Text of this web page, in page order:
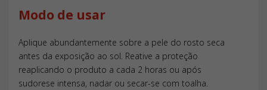
Aplique uniformemente no rosto antes da exposição solar
e reaplique conforme necessário para manter a eficácia.
Protetor Solar em Loção Principia FPS 60 pode ser usado
todos os dias?
Sim, o uso diário é recomendado para garantir a proteção
contínua contra a radiação solar.
Protetor Solar em Loção Principia FPS 60 possui quais
Modo de usar
Aplique abundantemente sobre a pele do rosto seca
antes da exposição ao sol. Reative a proteção
reaplicando o produto a cada 2 horas ou após
sudorese intensa, nadar ou secar-se com toalha.